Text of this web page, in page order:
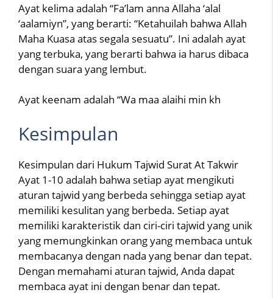
Ayat kelima adalah “Fa’lam anna Allaha ‘alal
‘aalamiyn”, yang berarti: “Ketahuilah bahwa Allah
Maha Kuasa atas segala sesuatu”. Ini adalah ayat
yang terbuka, yang berarti bahwa ia harus dibaca
dengan suara yang lembut.
Ayat keenam adalah “Wa maa alaihi min kh
Kesimpulan
Kesimpulan dari Hukum Tajwid Surat At Takwir
Ayat 1-10 adalah bahwa setiap ayat mengikuti
aturan tajwid yang berbeda sehingga setiap ayat
memiliki kesulitan yang berbeda. Setiap ayat
memiliki karakteristik dan ciri-ciri tajwid yang unik
yang memungkinkan orang yang membaca untuk
membacanya dengan nada yang benar dan tepat.
Dengan memahami aturan tajwid, Anda dapat
membaca ayat ini dengan benar dan tepat.